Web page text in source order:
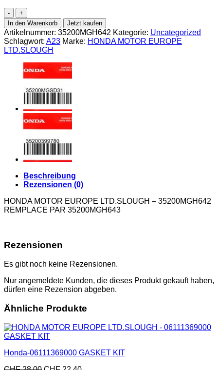
Honda-
35200MGH642
REMPLACE
PAR
35200MGH643
Menge
In den Warenkorb Jetzt kaufen
Artikelnummer: 35200MGH642 Kategorie: Uncategorized
Schlagwort: A23 Marke: HONDA MOTOR EUROPE
LTD.SLOUGH
Beschreibung
Rezensionen (0)
HONDA MOTOR EUROPE LTD.SLOUGH – 35200MGH642
REMPLACE PAR 35200MGH643
Rezensionen
Es gibt noch keine Rezensionen.
Nur angemeldete Kunden, die dieses Produkt gekauft haben,
dürfen eine Rezension abgeben.
Ähnliche Produkte
Honda-06111369000 GASKET KIT